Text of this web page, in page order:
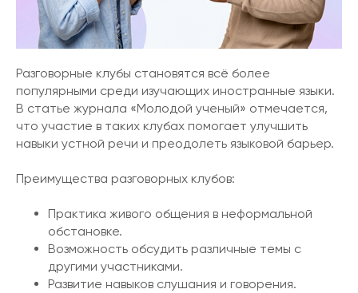
Разговорные клубы становятся всё более
популярными среди изучающих иностранные языки.
В статье журнала «Молодой ученый» отмечается,
что участие в таких клубах помогает улучшить
навыки устной речи и преодолеть языковой барьер.
Преимущества разговорных клубов:​
Практика живого общения в неформальной
обстановке.
Возможность обсудить различные темы с
другими участниками.
Развитие навыков слушания и говорения.​